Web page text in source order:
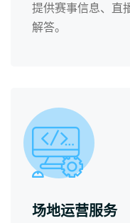
提供赛事信息、直
解答。
场地运营服务